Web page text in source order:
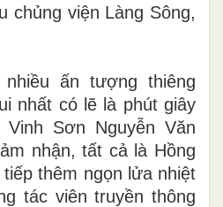
chủng viện Làng Sông,
ấn tượng thiêng
nhất có lẽ là phút giây
Sơn Nguyễn Văn
nhận, tất cả là Hồng
thêm ngọn lửa nhiệt
tác viên truyền thông